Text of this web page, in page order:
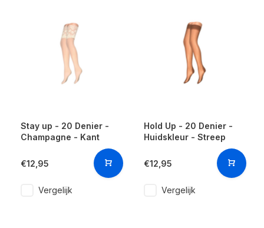
Stay up - 20 Denier -
Champagne - Kant
€12,95
Vergelijk
Hold Up - 20 Denier -
Huidskleur - Streep
€12,95
Vergelijk